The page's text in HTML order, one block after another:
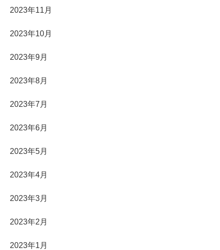
2023年11月
2023年10月
2023年9月
2023年8月
2023年7月
2023年6月
2023年5月
2023年4月
2023年3月
2023年2月
2023年1月